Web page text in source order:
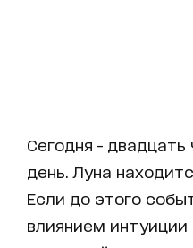
Сегодня -
день. Луна
Если до этого
влиянием